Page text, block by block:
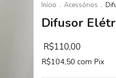
Início . Acessórios .
Difusor
R$110,00
R$104,50 com Pix